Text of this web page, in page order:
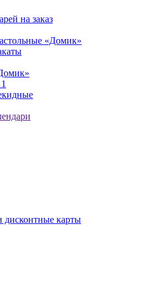
на заказ
«Домик»
дисконтные карты